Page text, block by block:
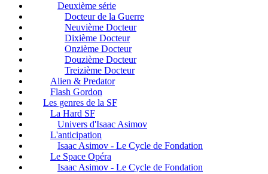
Deuxième série
Docteur de la Guerre
Neuvième Docteur
Dixième Docteur
Onzième Docteur
Douzième Docteur
Treizième Docteur
Alien & Predator
Flash Gordon
Les genres de la SF
La Hard SF
Univers d'Isaac Asimov
L'anticipation
Isaac Asimov - Le Cycle de Fondation
Le Space Opéra
Isaac Asimov - Le Cycle de Fondation